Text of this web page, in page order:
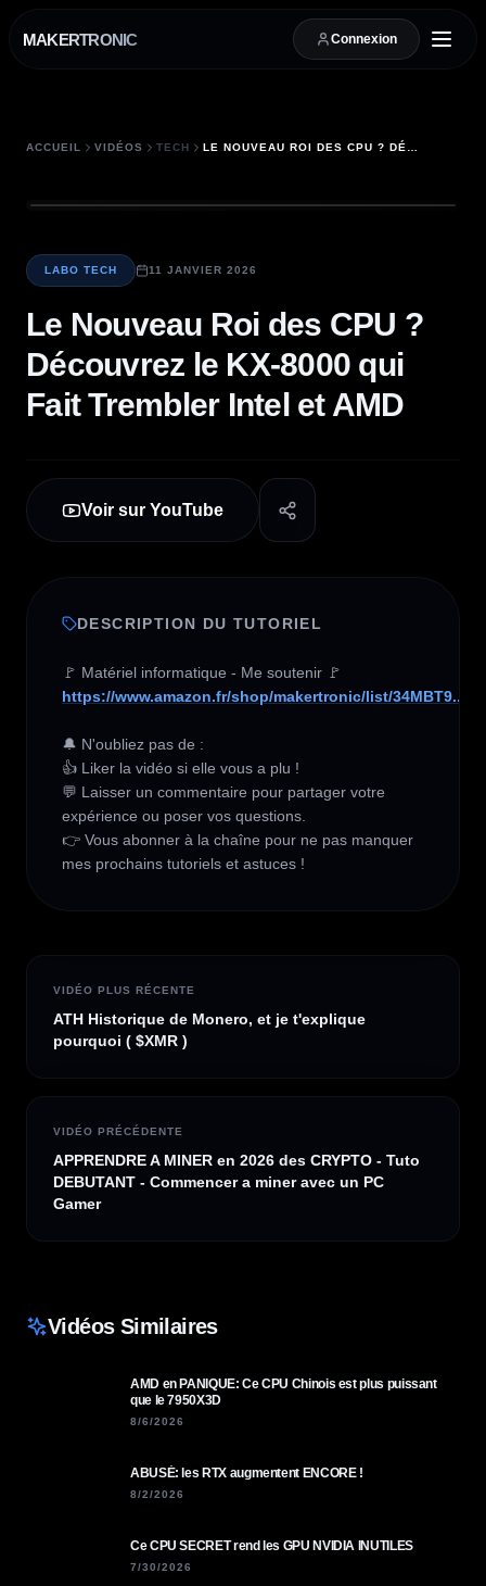
MAKERTRONIC Connexion
ACCUEIL VIDÉOS TECH
LABO TECH 11 JANVIER 2026
Le Nouveau Roi des CPU ?
Découvrez le KX-8000 qui
Fait Trembler Intel et AMD
Voir sur YouTube
DESCRIPTION DU TUTORIEL
https://www.amazon.fr/shop/makertronic/list/34MBT9...
🔔 N'oubliez pas de :
👍 Liker la vidéo si elle vous a plu !
💬 Laisser un commentaire pour partager votre
expérience ou poser vos questions.
👉 Vous abonner à la chaîne pour ne pas manquer
mes prochains tutoriels et astuces !
VIDÉO PLUS RÉCENTE
ATH Historique de Monero, et je t'explique
pourquoi ( $XMR )
VIDÉO PRÉCÉDENTE
APPRENDRE A MINER en 2026 des CRYPTO - Tuto
DEBUTANT - Commencer a miner avec un PC
Gamer
Vidéos Similaires
AMD en PANIQUE: Ce CPU Chinois est plus puissant
que le 7950X3D
8/6/2026
ABUSÉ: les RTX augmentent ENCORE !
8/2/2026
Ce CPU SECRET rend les GPU NVIDIA INUTILES
7/30/2026